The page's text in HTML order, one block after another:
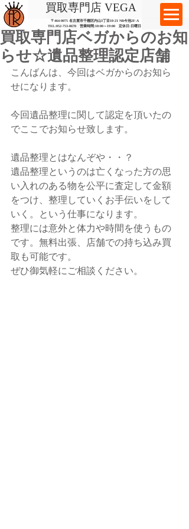
​買取専門店 VEGA
〒464-0075 名古屋市千種区内山3丁目10-21 ​ NR今池2F-A​
TEL:052-753-8670 営業時間:10:00～19:00​ 定休日:日曜日
買取専門店ベガからのお知
らせ☆遺品整理認定店舗
こんばんは、今回はベガからのお知ら
せになります。
今回遺品整理に関して認定を頂いたの
でここでお知らせ致します。
遺品整理とはなんぞや・・？
遺品整理というのは亡くなった方の思
い入れのある物を公平に査定して金額
をつけ、整理していくお手伝いをして
いく。という仕事になります。
整理には意外と体力や時間を使うもの
です。無料出張、店舗での持ち込み買
取も可能です。
ぜひ御気軽にご相談ください。